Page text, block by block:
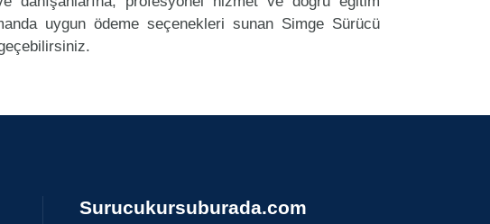
uygun ödeme seçenekleri sunan Simge Sürücü
Surucukursuburada.com